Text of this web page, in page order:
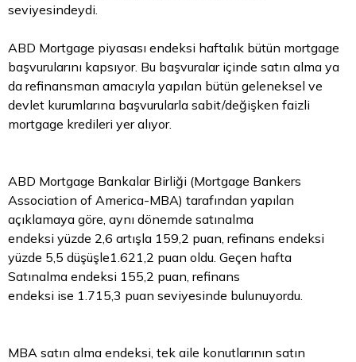
seviyesindeydi.
ABD Mortgage piyasası endeksi haftalık bütün mortgage
başvurularını kapsıyor. Bu başvuralar içinde satın alma ya
da refinansman amacıyla yapılan bütün geleneksel ve
devlet kurumlarına başvurularla sabit/değişken faizli
mortgage kredileri yer alıyor.
ABD Mortgage Bankalar Birliği (Mortgage Bankers
Association of America-MBA) tarafından yapılan
açıklamaya göre, aynı dönemde satınalma
endeksi yüzde 2,6 artışla 159,2 puan, refinans endeksi
yüzde 5,5 düşüşle1.621,2 puan oldu. Geçen hafta
Satınalma endeksi 155,2 puan, refinans
endeksi ise 1.715,3 puan seviyesinde bulunuyordu.
MBA satın alma endeksi, tek aile konutlarının satın